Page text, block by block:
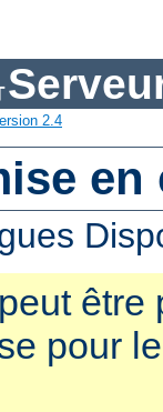
2.4
en
être
pour